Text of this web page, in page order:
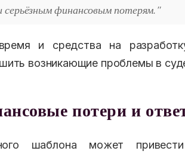
серьёзным финансовым потерям."
и средства на
возникающие проблемы в
потери и
шаблона может